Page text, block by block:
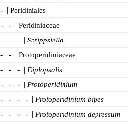
- | Peridiniales
- - | Peridiniaceae
- - - | Scrippsiella
- - | Protoperidiniaceae
- - - | Diplopsalis
- - - | Protoperidinium
- - - - | Protoperidinium bipes
- - - - | Protoperidinium depressum